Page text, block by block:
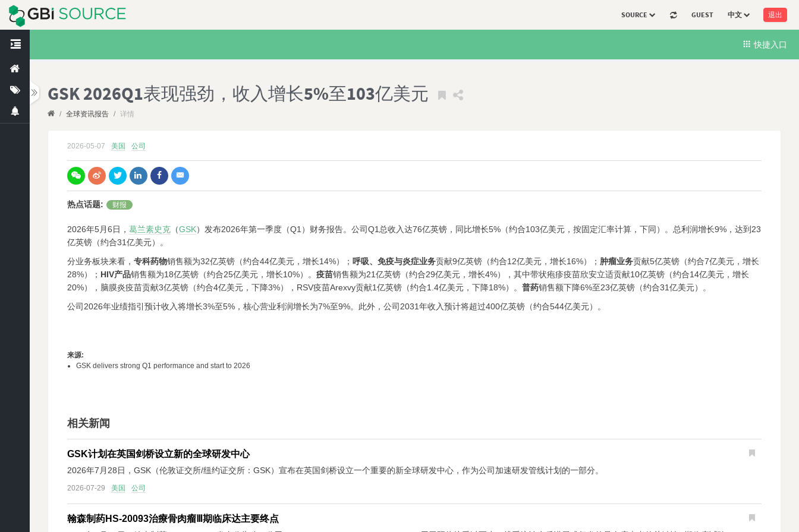
SOURCE GUEST 中文 退出
快捷入口
GSK 2026Q1表现强劲，收入增长5%至103亿美元
/ 全球资讯报告 / 详情
2026-05-07 美国 公司
热点话题: 财报
2026年5月6日， 葛兰素史克 （GSK）发布2026年第一季度（Q1）财务报告。公司Q1总收入达76亿英镑，同比增长5%（约合103亿美元，按固定汇率计算，下同）。总利润增长9%，达到23
亿英镑（约合31亿美元）。
分业务板块来看， 专科药物销售额为32亿英镑（约合44亿美元，增长14%）； 呼吸、免疫与炎症业务贡献9亿英镑（约合12亿美元，增长16%）； 肿瘤业务贡献5亿英镑（约合7亿美元，增长
28%）； HIV产品销售额为18亿英镑（约合25亿美元，增长10%）。 疫苗销售额为21亿英镑（约合29亿美元，增长4%），其中带状疱疹疫苗欣安立适贡献10亿英镑（约合14亿美元，增长
20%），脑膜炎疫苗贡献3亿英镑（约合4亿美元，下降3%），RSV疫苗Arexvy贡献1亿英镑（约合1.4亿美元，下降18%）。 普药销售额下降6%至23亿英镑（约合31亿美元）。
公司2026年业绩指引预计收入将增长3%至5%，核心营业利润增长为7%至9%。此外，公司2031年收入预计将超过400亿英镑（约合544亿美元）。
来源:
GSK delivers strong Q1 performance and start to 2026
相关新闻
GSK计划在英国剑桥设立新的全球研发中心
2026年7月28日，GSK（伦敦证交所/纽约证交所：GSK）宣布在英国剑桥设立一个重要的新全球研发中心，作为公司加速研发管线计划的一部分。
2026-07-29 美国 公司
翰森制药HS-20093治療骨肉瘤Ⅲ期临床达主要终点